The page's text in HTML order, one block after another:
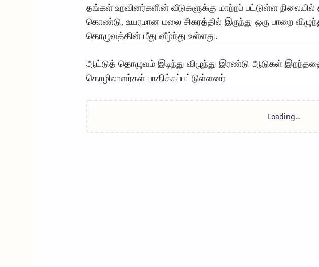
தங்கள் உறவினர்களின் வீடுகளுக்கு மாற்றப் பட்டுள்ள
கொண்டு, உயரமான மலை சிகரத்தில் இருந்து ஒரு பாறை
தொழுவத்தின் மீது வீழ்ந்து உள்ளது.
ஆட்டுத் தொழுவம் இடிந்து விழுந்து இரண்டு ஆடுகள்
தொழிலாளர்கள் பாதிக்கப்பட்டுள்ளனர்